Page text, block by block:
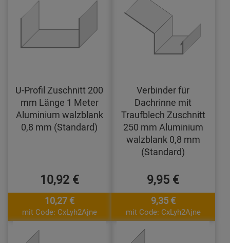
U-Profil Zuschnitt 200
mm Länge 1 Meter
Aluminium walzblank
0,8 mm (Standard)
10,92 €
10,27 €
mit Code: CxLyh2Ajne
Verbinder für
Dachrinne mit
Traufblech Zuschnitt
250 mm Aluminium
walzblank 0,8 mm
(Standard)
9,95 €
9,35 €
mit Code: CxLyh2Ajne